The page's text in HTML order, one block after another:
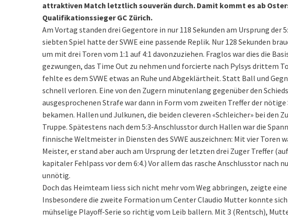
attraktiven Match letztlich souverän durch. Damit kommt es ab
Qualifikationssieger GC Zürich.
Am Vortag standen drei Gegentore in nur 118 Sekunden am Ursprung der
siebten Spiel hatte der SVWE eine passende Replik. Nur 128 Sekunden
um mit drei Toren vom 1:1 auf 4:1 davonzuziehen. Fraglos war dies die
gezwungen, das Time Out zu nehmen und forcierte nach Pylsys drittem
fehlte es dem SVWE etwas an Ruhe und Abgeklärtheit. Statt Ball und
schnell verloren. Eine von den Zugern minutenlang gegenüber den
ausgesprochenen Strafe war dann in Form vom zweiten Treffer der
bekamen. Hallen und Julkunen, die beiden cleveren «Schleicher» bei
Truppe. Spätestens nach dem 5:3-Anschlusstor durch Hallen war die
finnische Weltmeister in Diensten des SVWE auszeichnen: Mit vier Toren
Meister, er stand aber auch am Ursprung der letzten drei Zuger Treffer
kapitaler Fehlpass vor dem 6:4.) Vor allem das rasche Anschlusstor nach
unnötig.
Doch das Heimteam liess sich nicht mehr vom Weg abbringen, zeigte
Insbesondere die zweite Formation um Center Claudio Mutter konnte
mühselige Playoff-Serie so richtig vom Leib ballern. Mit 3 (Rentsch),